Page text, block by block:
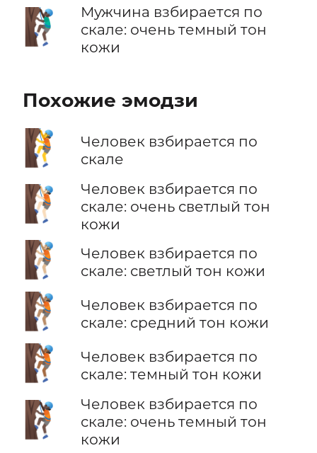
🧗🏿‍♂️
Мужчина взбирается по
скале: очень темный тон
кожи
Похожие эмодзи
🧗
Человек взбирается по
скале
🧗🏻
Человек взбирается по
скале: очень светлый тон
кожи
🧗🏼
Человек взбирается по
скале: светлый тон кожи
🧗🏽
Человек взбирается по
скале: средний тон кожи
🧗🏾
Человек взбирается по
скале: темный тон кожи
🧗🏿
Человек взбирается по
скале: очень темный тон
кожи